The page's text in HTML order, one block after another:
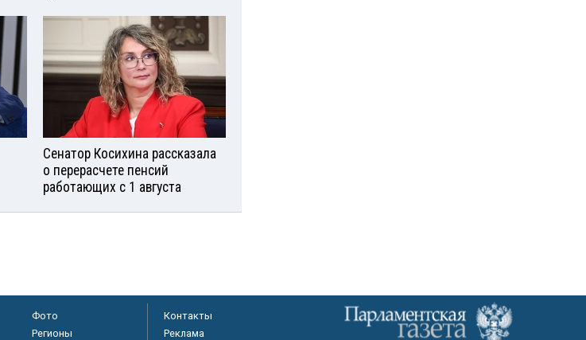
Сенатор Косихина рассказала
о перерасчете пенсий
работающих с 1 августа
Фото
Регионы
Контакты
Реклама